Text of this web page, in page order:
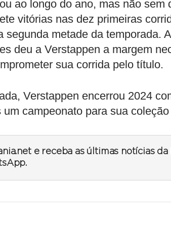
ao longo do ano, mas não sem
vitórias nas dez primeiras
segunda metade da temporada.
deu a Verstappen a margem
sua corrida pelo título.
Verstappen encerrou 2024
campeonato para sua
e receba as últimas notícias